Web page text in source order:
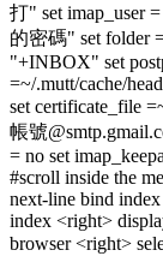
打" set imap_user
的密碼" set folder
"+INBOX" set
=~/.mutt/cache/
set certificate_file
帳號
= no set
#scroll inside the
next-line bind
index <right>
browser <right>